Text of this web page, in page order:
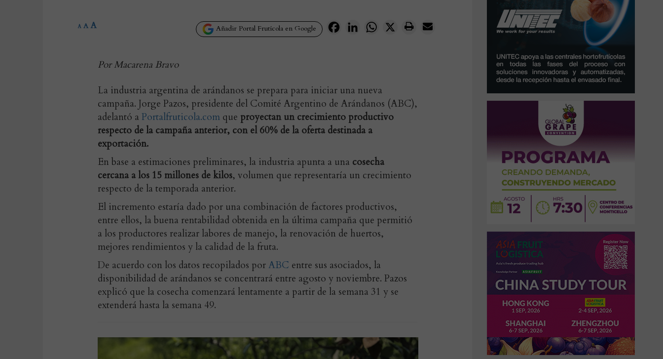
Añadir Portal Frutícola en Google FacebookLinkedInWhatsApp
X
A A A
Por Macarena Bravo
La industria argentina de arándanos se prepara para iniciar una nueva
campaña. Jorge Pazos, presidente del Comité Argentino de Arándanos (ABC),
adelantó a Portalfruticola.com que proyectan un crecimiento productivo
respecto de la campaña anterior, con el 60% de la oferta destinada a
exportación.
En base a estimaciones preliminares, la industria apunta a una cosecha
cercana a los 15 millones de kilos, volumen que representaría un crecimiento
respecto de la temporada anterior.
El incremento estaría dado por una combinación de factores productivos,
entre ellos, la buena rentabilidad obtenida en la última campaña que permitió
a los productores realizar labores de manejo, la renovación de huertos,
mejores rendimientos y la calidad de la fruta.
De acuerdo con los datos recopilados porABC entre sus asociados, la
disponibilidad de arándanos se concentrará entre agosto y noviembre. Pazos
explicó que la cosecha comenzará lentamente a partir de la semana 31 y se
extenderá hasta la semana 49.